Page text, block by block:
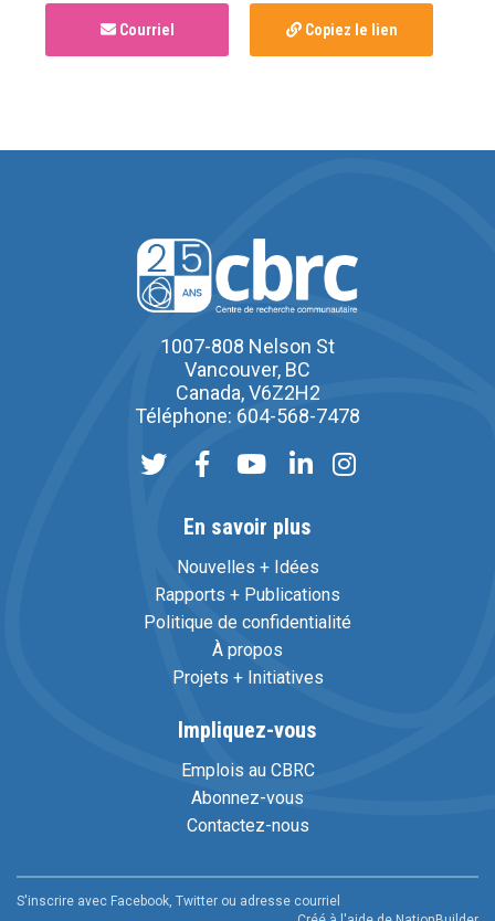
Courriel Copiez le lien
1007-808 Nelson St
Vancouver, BC
Canada, V6Z2H2
Téléphone: 604-568-7478
En savoir plus
Nouvelles + Idées
Rapports + Publications
Politique de confidentialité
À propos
Projets + Initiatives
Impliquez-vous
Emplois au CBRC
Abonnez-vous
Contactez-nous
S'inscrire avec Facebook, Twitter ou adresse courriel